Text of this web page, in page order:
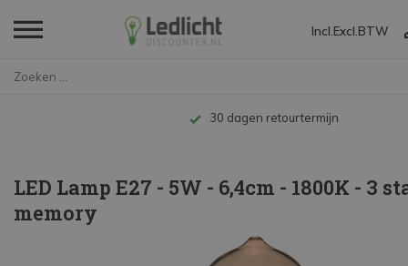
Incl. Excl. BTW
Tot 10 jaar garantie
LED Lamp E27 - 5W - 6,4cm - 1800K - 3
memory